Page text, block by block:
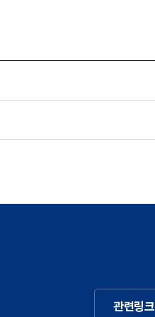
관련링크